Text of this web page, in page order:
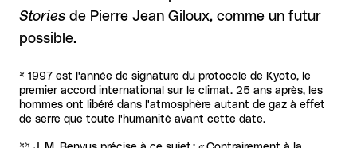
Stories de Pierre Jean Giloux, comme un futur
possible.
* 1997 est l'année de signature du protocole de Kyoto, le
premier accord international sur le climat. 25 ans après, les
hommes ont libéré dans l'atmosphère autant de gaz à effet
de serre que toute l'humanité avant cette date.